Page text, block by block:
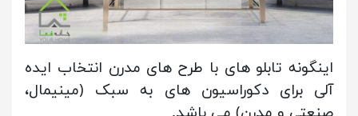
اینگونه تابلو های با طرح های مدرن انتخاب ایده
آلی برای دکوراسیون های به سبک (مینیمال،